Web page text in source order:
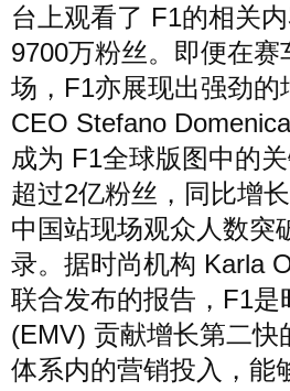
台上观看了 F1的相关
9700万粉丝。即便在
场，F1亦展现出强劲
CEO Stefano
成为 F1全球版图中的
超过2亿粉丝，同比增
中国站现场观众人数突
录。据时尚机构 Karla
联合发布的报告，F1
(EMV) 贡献增长第二
体系内的营销投入，能